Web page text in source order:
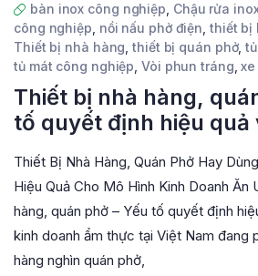
bàn inox công nghiệp Chậu rửa
công nghiệp nồi nấu phở điện thiết bị
Thiết bị nhà hàng ,thiết bị quán phở,
tủ mát công nghiệp ,Vòi phun tráng ,
Thiết bị nhà hàng,
tố quyết định hiệu quả
Thiết Bị Nhà Hàng, Quán Phở Hay
Hiệu Quả Cho Mô Hình Kinh Doanh Ăn
hàng, quán phở – Yếu tố quyết định
kinh doanh ẩm thực tại Việt Nam đang
hàng nghìn quán phở,